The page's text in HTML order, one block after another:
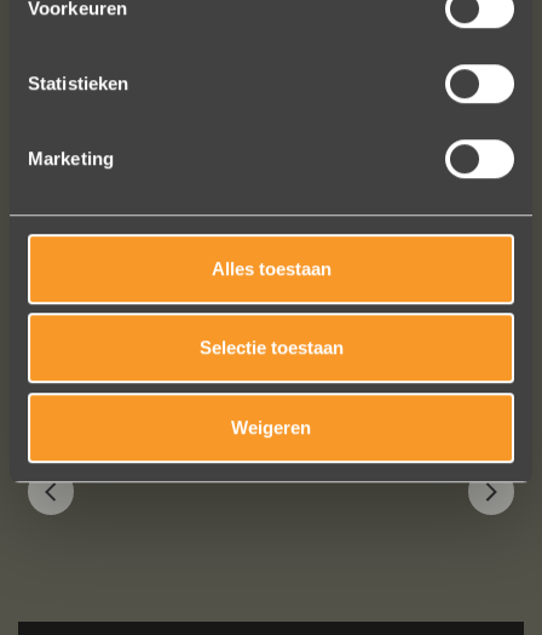
Voorkeuren
Statistieken
Marketing
Alles toestaan
Selectie toestaan
Weigeren